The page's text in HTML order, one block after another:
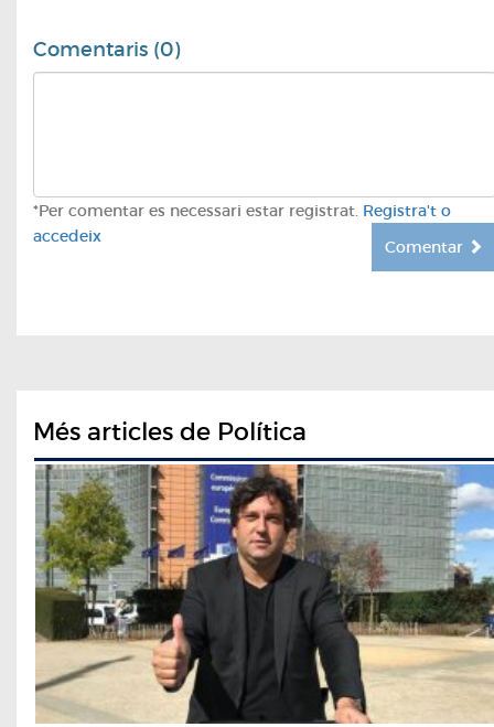
Comentaris (0)
*Per comentar es necessari estar registrat. Registra't o
accedeix
Comentar
Més articles de Política